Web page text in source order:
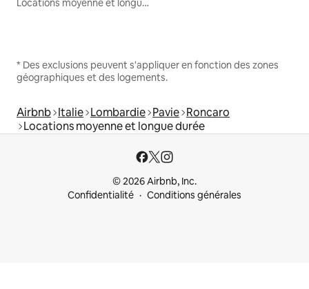
Locations moyenne et longue durée
* Des exclusions peuvent s'appliquer en fonction des zones
géographiques et des logements.
Airbnb Italie Lombardie Pavie Roncaro
Locations moyenne et longue durée
© 2026 Airbnb, Inc.
Confidentialité
Conditions générales